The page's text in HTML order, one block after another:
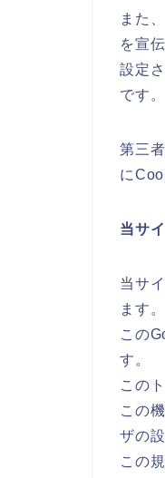
また
を宣
設定
です。
第三
に
当サ
当サ
ます。
この
す。
この
この
ザの
この